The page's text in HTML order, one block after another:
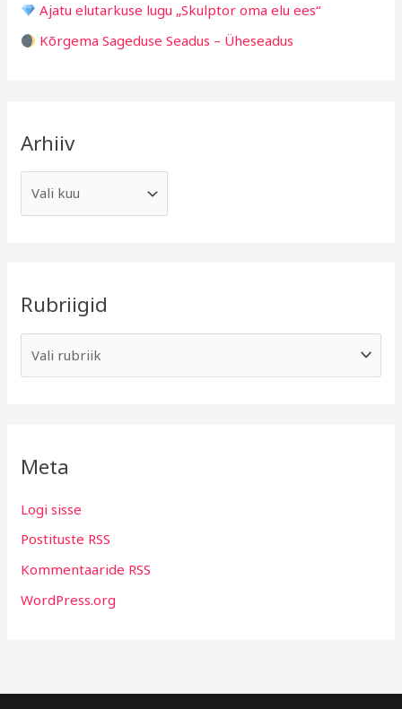
:
Ajatu elutarkuse lugu „Skulptor oma elu ees“
Kõrgema Sageduse Seadus – Üheseadus
Arhiiv
Rubriigid
Meta
Logi sisse
Postituste RSS
Kommentaaride RSS
WordPress.org